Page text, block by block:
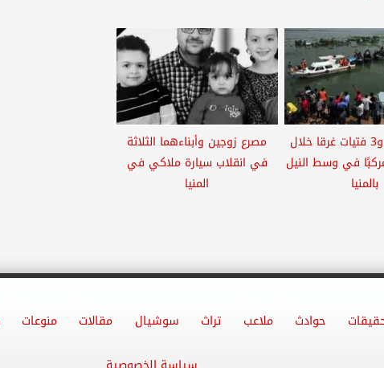
مصرع شاب و3 فتيات غرقا خلال
في وسط النيل
بالمنيا
مصرع زوجين وأبناءهما الثلاثة
في انقلاب سيارة ملاكي في
المنيا
حوادث ملاعب تراث سوشيال مقالات منوعات